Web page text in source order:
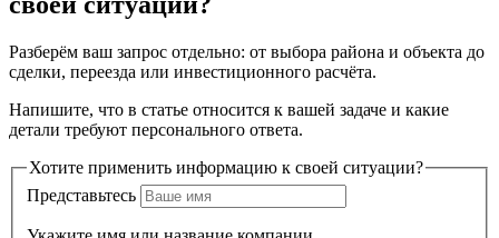
Разберём ваш запрос отдельно: от выбора района и объекта до
сделки, переезда или инвестиционного расчёта.
Напишите, что в статье относится к вашей задаче и какие
детали требуют персонального ответа.
Хотите применить информацию к своей ситуации?
Представьтесь